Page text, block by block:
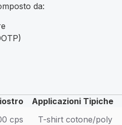
da:
Applicazioni Tipiche
cps T-shirt cotone/poly